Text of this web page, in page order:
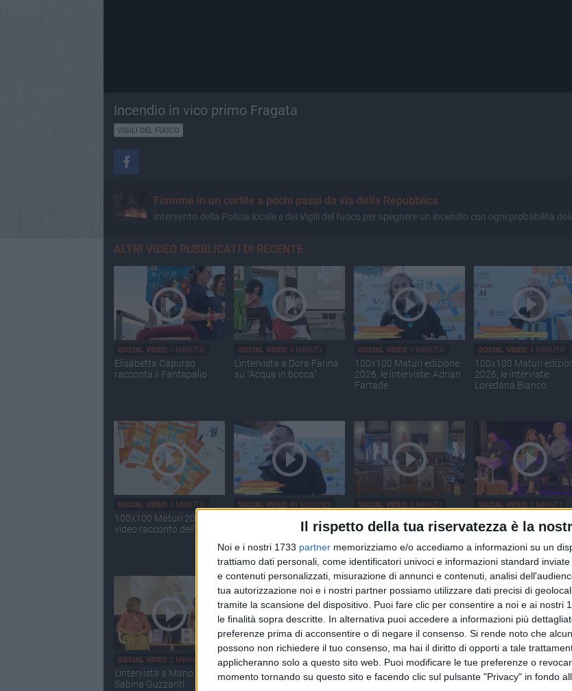
Il rispetto della tua riservatezza è la
Noi e i nostri 1733 partner memorizziamo e/o accediamo a informazioni su un
trattiamo dati personali, come identificatori univoci e informazioni standard
e contenuti personalizzati, misurazione di annunci e contenuti, analisi
tua autorizzazione noi e i nostri partner possiamo utilizzare dati precisi di
tramite la scansione del dispositivo. Puoi fare clic per consentire a noi e ai nostri
le finalità sopra descritte. In alternativa puoi accedere a informazioni più
preferenze prima di acconsentire o di negare il consenso. Si rende noto che
possono non richiedere il tuo consenso, ma hai il diritto di opporti a tale
applicheranno solo a questo sito web. Puoi modificare le tue preferenze o
momento tornando su questo sito e facendo clic sul pulsante "Privacy" in fondo
Incendio in vico primo Fragata
VIGILI DEL FUOCO
Fiamme in un cortile a pochi passi da via della Repubblica
Intervento della Polizia locale e dei Vigili del fuoco per spegnere un incendio con ogni probabilità
ALTRI VIDEO PUBBLICATI DI RECENTE
SOCIAL VIDEO 1 MINUTO
Elisabetta Capurso
racconta il Fantapalio
SOCIAL VIDEO 3 MINUTI
L'intervista a Dora Farina
su "Acqua in bocca"
SOCIAL VIDEO 1 MINUTO
100x100 Maturi edizione
2026, le interviste: Adrian
Fartade
SOCIAL VIDEO 1 MINUTO
100x100 Maturi
2026, le interviste:
Loredana Bianco
SOCIAL VIDEO 1 MINUTO
100x100 Maturi 2026: il
video racconto dell'evento
SOCIAL VIDEO 49 SECONDI
2026, le interviste:
SOCIAL VIDEO 2 MINUTI
tutte le novità
SOCIAL VIDEO 2 MINUTI
Vicari ed Enrico
SOCIAL VIDEO 2 MINUTI
L'intervista a Mario Tozzi e
Sabina Guzzanti
SOCIAL VIDEO2 MINUTI
Rassegna 42Gradi, i
SOCIAL VIDEO2 MINUTI
Festa della Bandiera Blu:
SOCIAL VIDEO 2 MINUTI
Nina Gigante presenta
"Supernova" alle Vecchie